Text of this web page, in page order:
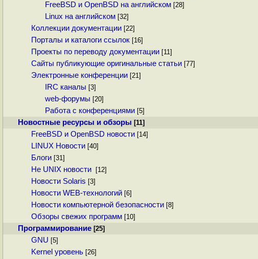
FreeBSD и OpenBSD на английском [28]
Linux на английском [32]
Коллекции документации [22]
Порталы и каталоги ссылок [16]
Проекты по переводу документации [11]
Сайты публикующие оригинальные статьи [77]
Электронные конференции [21]
IRC каналы [3]
web-форумы [20]
Работа с конференциями [5]
Новостные ресурсы и обзоры [11]
FreeBSD и OpenBSD новости [14]
LINUX Новости [40]
Блоги [31]
Не UNIX новости [12]
Новости Solaris [3]
Новости WEB-технологий [6]
Новости компьютерной безопасности [8]
Обзоры свежих программ [10]
Программирование [25]
GNU [5]
Kernel уровень [26]